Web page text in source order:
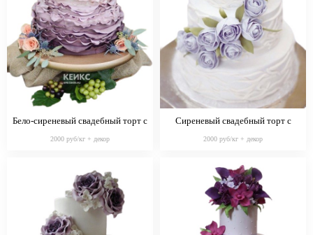
Бело-сиреневый свадебный торт с
2000 руб/кг + декор
Сиреневый свадебный торт с
2000 руб/кг + декор